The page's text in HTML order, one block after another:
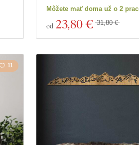
Môžete mať doma už o 2
od 23,80 € 31,80 €
11